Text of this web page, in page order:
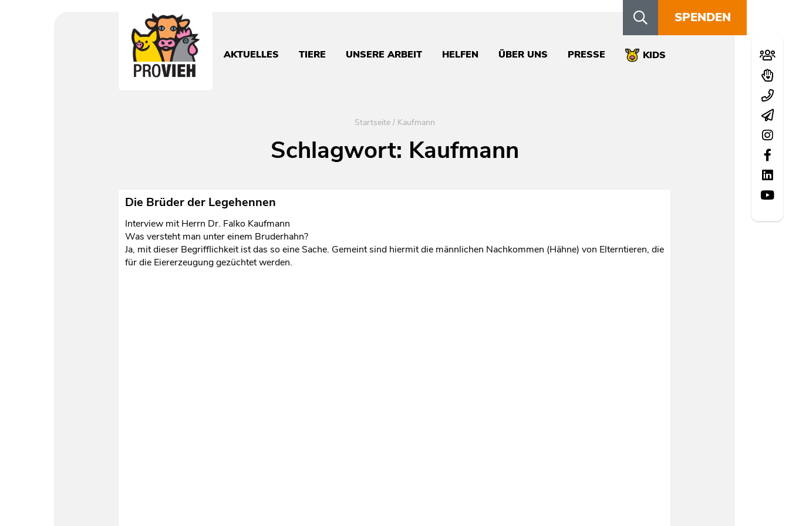
leben.
SPENDEN
AKTUELLES TIERE UNSERE ARBEIT HELFEN ÜBER UNS PRESSE KIDS
Startseite/ Kaufmann
Schlagwort: Kaufmann
Die Brüder der Legehennen
Interview mit Herrn Dr. Falko Kaufmann
Was versteht man unter einem Bruderhahn?
Ja, mit dieser Begrifflichkeit ist das so eine Sache. Gemeint sind hiermit die männlichen Nachkommen (Hähne) von Elterntieren, die
für die Eiererzeugung gezüchtet werden.